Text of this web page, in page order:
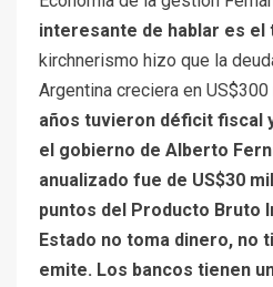
interesante de hablar es el
kirchnerismo hizo que la
Argentina creciera en
años tuvieron déficit fiscal
el gobierno de Alberto
anualizado fue de US$30
puntos del Producto Bruto
Estado no toma dinero, no
emite. Los bancos tienen